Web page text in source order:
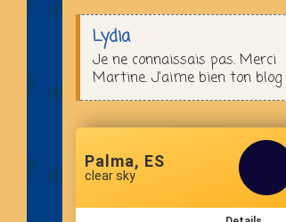
Lydia
Je ne connaissais pas. Merci
Martine. J'aime bien ton blog
Palma, ES
clear sky